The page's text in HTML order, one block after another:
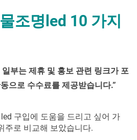
조명led 10 가지
부는 제휴 및 홍보 관련 링크가 포
으로 수수료를 제공받습니다.”
구입에 도움을 드리고 싶어 가
주로 비교해 보았습니다.